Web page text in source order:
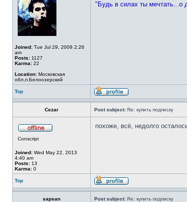
Joined: Tue Jul 29, 2008 2:26
am
Posts: 1127
Karma: 22
Location: Московская
обл,п.Белоозерский
"Будь в силах ты мечтать...о
Top
Cezar Post subject: Re: купить подписку
Conscript
Joined: Wed May 22, 2013
4:40 am
Posts: 13
Karma: 0
похоже, всё, недолго
Top
sapsan Post subject: Re: купить подписку